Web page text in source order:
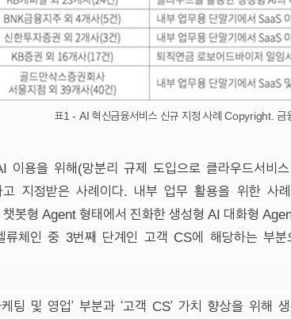
표1 - AI 혁신금융서비스 신규 지정 사례 Copyright. 금
이용을 위해(망분리 규제 도입으로 클라우드서비
고 지정받은 사례이다. 내부 업무 활용을 위한 사
봇형 Agent 형태에서 진화한 생성형 AI 대화형
류체인 중 3번째 단계인 고객 CS에 해당하는 부
팅 및 영업’ 부분과 ‘고객 CS’ 가치 향상을 위해